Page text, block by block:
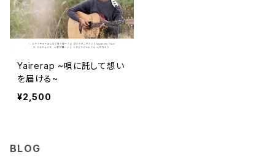
Yairerap ~唄に託して想い
を届ける~
¥2,500
BLOG